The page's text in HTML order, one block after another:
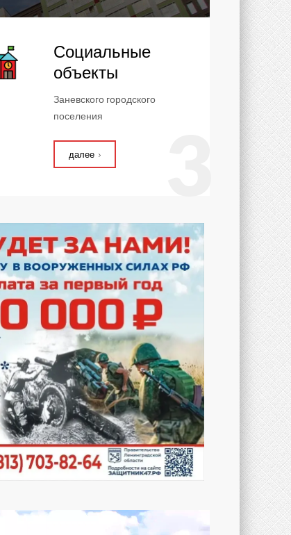
Социальные
объекты
Заневского городского
поселения
далее